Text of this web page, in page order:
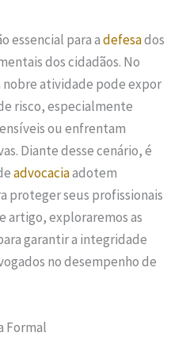
essencial para adefesados
dos cidadãos. No
atividade pode expor
risco, especialmente
ou enfrentam
Diante desse cenário, é
advocaciaadotem
proteger seus profissionais
artigo, exploraremos as
garantir a integridade
no desempenho de
Formal